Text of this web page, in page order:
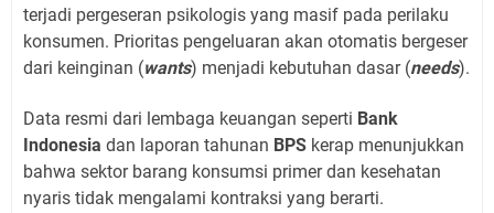
terjadi pergeseran psikologis yang masif pada perilaku
konsumen. Prioritas pengeluaran akan otomatis bergeser
dari keinginan (wants) menjadi kebutuhan dasar (needs).
Data resmi dari lembaga keuangan seperti Bank
Indonesia dan laporan tahunan BPS kerap menunjukkan
bahwa sektor barang konsumsi primer dan kesehatan
nyaris tidak mengalami kontraksi yang berarti.